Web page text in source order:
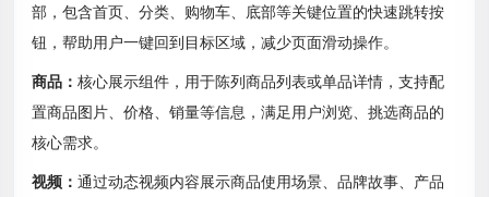
部，包含首页、分类、购物车、底部等关键位置的快速跳转按
钮，帮助用户一键回到目标区域，减少页面滑动操作。
商品： 核心展示组件，用于陈列商品列表或单品详情，支持配
置商品图片、价格、销量等信息，满足用户浏览、挑选商品的
核心需求。
视频： 通过动态视频内容展示商品使用场景、品牌故事、产品